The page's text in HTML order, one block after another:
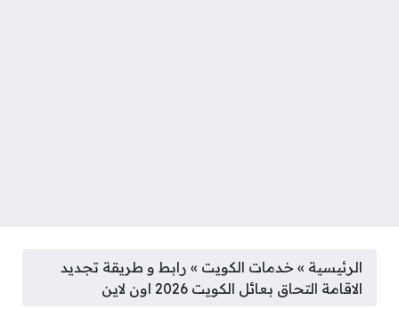
الرئيسية » خدمات الكويت » رابط و طريقة تجديد
الاقامة التحاق بعائل الكويت 2026 اون لاين